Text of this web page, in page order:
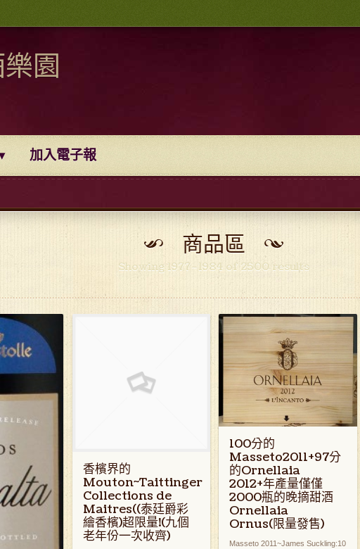
園
加入電子報
商品區
Showing 1977–1984 of 2500 results
香檳界的
Mouton~Taittinger
Collections de
Maitres((泰廷爵彩
繪香檳)超限量!(九個
老年份一次收齊)
100分的
Masseto2011+97分
的Ornellaia
2012+年產量僅僅
2000瓶的晚摘甜酒
Ornellaia
Ornus(限量發售)
Masseto 2011~James Suckling:10